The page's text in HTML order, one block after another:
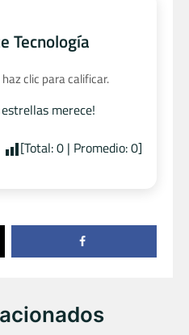
Tecnología
clic para calificar.
merece!
[Total:0| Promedio:0]